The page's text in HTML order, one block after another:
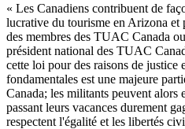
« Les Canadiens contribuent de
lucrative du tourisme en Arizona et
des membres des TUAC Canada
président national des TUAC
cette loi pour des raisons de justice
fondamentales est une majeure
Canada; les militants peuvent alors
passant leurs vacances durement
respectent l'égalité et les libertés